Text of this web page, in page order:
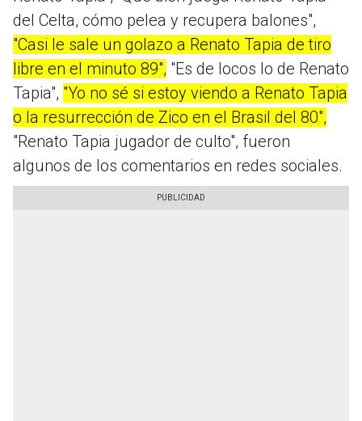
del Celta, cómo pelea y recupera balones",
"Casi le sale un golazo a Renato Tapia de tiro
libre en el minuto 89", "Es de locos lo de Renato
Tapia", "Yo no sé si estoy viendo a Renato Tapia
o la resurrección de Zico en el Brasil del 80",
"Renato Tapia jugador de culto", fueron
algunos de los comentarios en redes sociales.